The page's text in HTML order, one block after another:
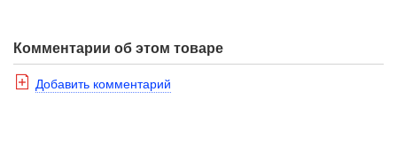
Комментарии об этом товаре
Добавить комментарий